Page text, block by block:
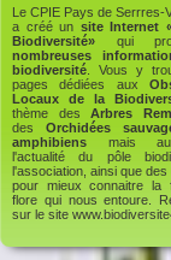
Le CPIE Pays de Serrres-
a créé un site Internet
Biodiversité» qui
nombreuses
biodiversité . Vous y
pages dédiées aux
Locaux de la
thème desArbres
des Orchidées
amphibiens mais
l'actualité du pôle
l'association, ainsi que
pour mieux connaitre la
flore qui nous entoure.
sur le site